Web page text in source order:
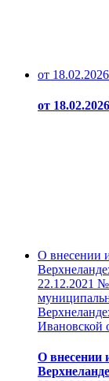
от
от
О внесении
22.12.2021
Ивановской
О внесении